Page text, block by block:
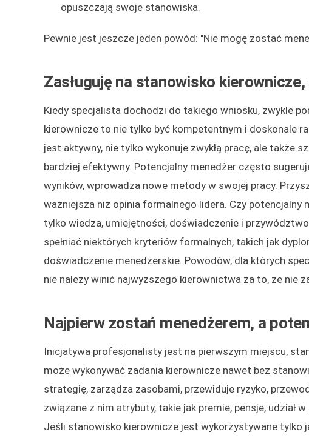
opuszczają swoje stanowiska.
Pewnie jest jeszcze jeden powód: "Nie mogę zostać
Zasługuję na stanowisko
Kiedy specjalista dochodzi do takiego wniosku, zwykle
kierownicze to nie tylko być kompetentnym i doskonale
jest aktywny, nie tylko wykonuje zwykłą pracę, ale także
bardziej efektywny. Potencjalny menedżer często
wyników, wprowadza nowe metody w swojej pracy.
ważniejsza niż opinia formalnego lidera. Czy potencjalny
tylko wiedza, umiejętności, doświadczenie i
spełniać niektórych kryteriów formalnych, takich jak
doświadczenie menedżerskie. Powodów, dla których
nie należy winić najwyższego kierownictwa za to, że nie
Najpierw zostań menedżerem, a
Inicjatywa profesjonalisty jest na pierwszym miejscu,
może wykonywać zadania kierownicze nawet bez
strategię, zarządza zasobami, przewiduje ryzyko,
związane z nim atrybuty, takie jak premie, pensje, udział
Jeśli stanowisko kierownicze jest wykorzystywane tylko